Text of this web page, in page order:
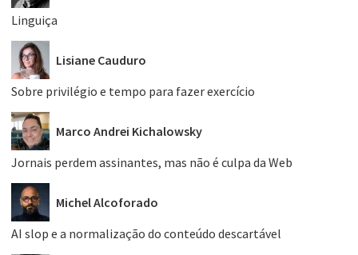
Linguiça
Lisiane Cauduro
Sobre privilégio e tempo para fazer exercício
Marco Andrei Kichalowsky
Jornais perdem assinantes, mas não é culpa da Web
Michel Alcoforado
AI slop e a normalização do conteúdo descartável